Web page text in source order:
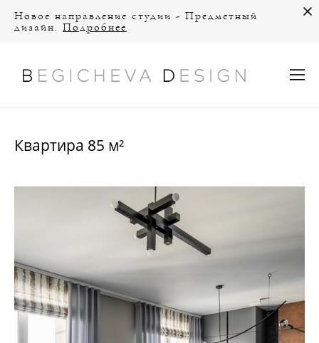
Новое направление студии - Предметный
дизайн. Подробнее
Квартира 85 м²